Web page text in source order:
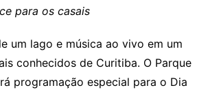
para os casais
um lago e música ao vivo em um
conhecidos de Curitiba. O Parque
programação especial para o Dia